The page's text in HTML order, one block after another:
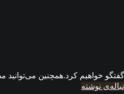
خواهیم کرد.همچنین می‌توانید
نوشته